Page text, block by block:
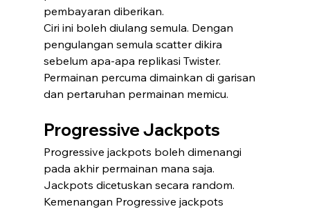
pembayaran diberikan.
Ciri ini boleh diulang semula. Dengan
pengulangan semula scatter dikira
sebelum apa-apa replikasi Twister.
Permainan percuma dimainkan di garisan
dan pertaruhan permainan memicu.
Progressive Jackpots
Progressive jackpots boleh dimenangi
pada akhir permainan mana saja.
Jackpots dicetuskan secara random.
Kemenangan Progressive jackpots